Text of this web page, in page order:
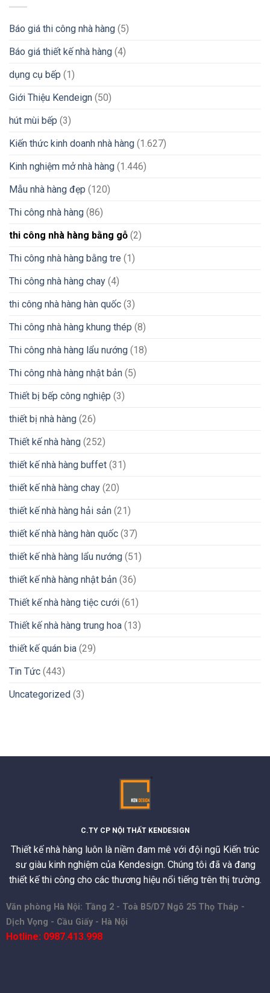
Báo giá thi công nhà hàng (5)
Báo giá thiết kế nhà hàng (4)
dụng cụ bếp (1)
Giới Thiệu Kendeign (50)
hút mùi bếp (3)
Kiến thức kinh doanh nhà hàng (1.627)
Kinh nghiệm mở nhà hàng (1.446)
Mẫu nhà hàng đẹp (120)
Thi công nhà hàng (86)
thi công nhà hàng bằng gỗ (2)
Thi công nhà hàng bằng tre (1)
Thi công nhà hàng chay (4)
thi công nhà hàng hàn quốc (3)
Thi công nhà hàng khung thép (8)
Thi công nhà hàng lẩu nướng (18)
Thi công nhà hàng nhật bản (5)
Thiết bị bếp công nghiệp (3)
thiết bị nhà hàng (26)
Thiết kế nhà hàng (252)
thiết kế nhà hàng buffet (31)
thiết kế nhà hàng chay (20)
thiết kế nhà hàng hải sản (21)
thiết kế nhà hàng hàn quốc (37)
thiết kế nhà hàng lẩu nướng (51)
thiết kế nhà hàng nhật bản (36)
Thiết kế nhà hàng tiệc cưới (61)
Thiết kế nhà hàng trung hoa (13)
thiết kế quán bia (29)
Tin Tức (443)
Uncategorized (3)
C.TY CP NỘI THẤT KENDESIGN
Thiết kế nhà hàng luôn là niềm đam mê với đội ngũ Kiến trúc
sư giàu kinh nghiệm của Kendesign. Chúng tôi đã và đang
thiết kế thi công cho các thương hiệu nổi tiếng trên thị trường.
Văn phòng Hà Nội: Tầng 2 - Toà B5/D7 Ngõ 25 Thọ Tháp -
Dịch Vọng - Cầu Giấy - Hà Nội
Hotline: 0987.413.998